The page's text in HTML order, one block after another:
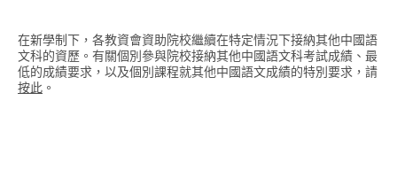
在新學制下，各教資會資助院校繼續在特定情況下接納其他中國語
文科的資歷。有關個別參與院校接納其他中國語文科考試成績、最
低的成績要求，以及個別課程就其他中國語文成績的特別要求 ，請
按此 。